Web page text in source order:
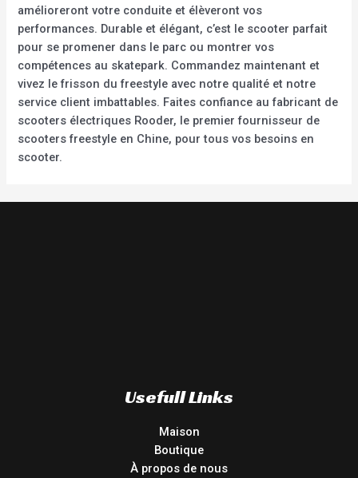
amélioreront votre conduite et élèveront vos
performances. Durable et élégant, c’est le scooter parfait
pour se promener dans le parc ou montrer vos
compétences au skatepark. Commandez maintenant et
vivez le frisson du freestyle avec notre qualité et notre
service client imbattables. Faites confiance au fabricant de
scooters électriques Rooder, le premier fournisseur de
scooters freestyle en Chine, pour tous vos besoins en
scooter.
Usefull Links
Maison
Boutique
À propos de nous